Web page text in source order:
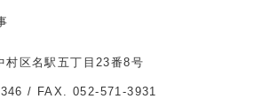
村区名駅五丁目23番8号
/ FAX. 052-571-3931